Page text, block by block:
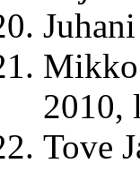
2010,
Tove